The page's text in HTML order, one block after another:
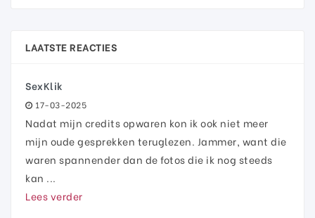
LAATSTE REACTIES
SexKlik
17-03-2025
Nadat mijn credits opwaren kon ik ook niet meer
mijn oude gesprekken teruglezen. Jammer, want die
waren spannender dan de fotos die ik nog steeds
kan ...
Lees verder